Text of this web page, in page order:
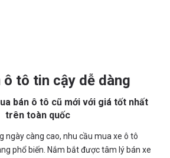
ô tô tin cậy dễ dàng
bán ô tô cũ mới với giá tốt nhất
trên toàn quốc
ngày càng cao, nhu cầu mua xe ô tô
phổ biến. Nắm bắt được tâm lý bán xe